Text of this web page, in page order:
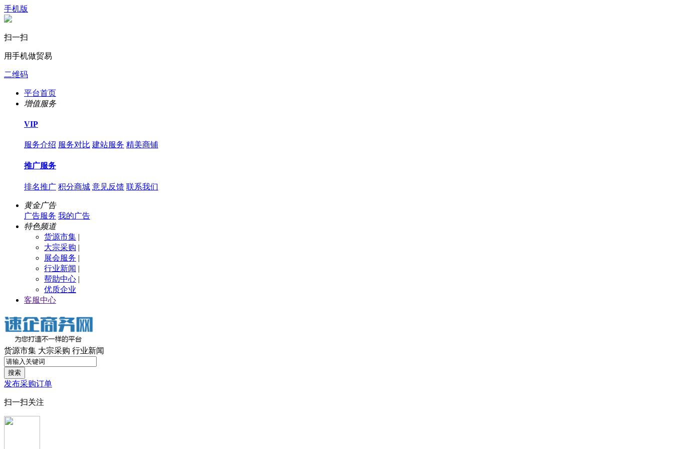
手机版
扫一扫
用手机做贸易
二维码
平台首页
增值服务
VIP
服务介绍 服务对比 建站服务 精美商铺
推广服务
排名推广 积分商城 意见反馈 联系我们
黄金广告
广告服务 我的广告
特色频道
货源市集 |
大宗采购 |
展会服务 |
行业新闻 |
帮助中心 |
优质企业
客服中心
货源市集 大宗采购 行业新闻
搜索
发布采购订单
扫一扫关注